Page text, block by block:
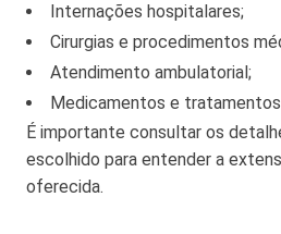
Internações hospitalares;
Cirurgias e procedimentos
Atendimento ambulatorial;
Medicamentos e
É importante consultar os
escolhido para entender a
oferecida.